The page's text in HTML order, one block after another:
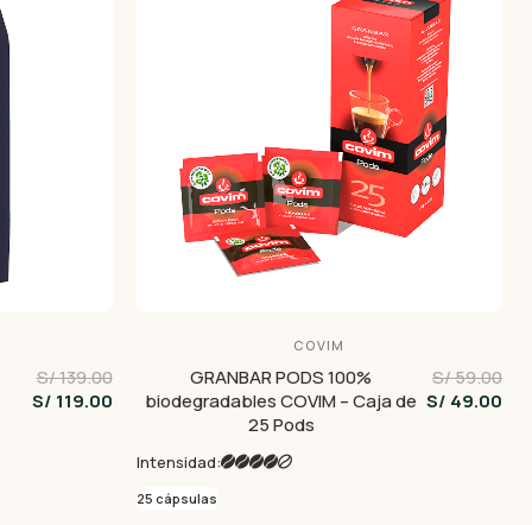
S/ 139.00
S/ 119.00
COVIM
GRANBAR PODS 100%
biodegradables COVIM – Caja de
25 Pods
S/ 59.00
S/ 49.00
Intensidad:
25 cápsulas